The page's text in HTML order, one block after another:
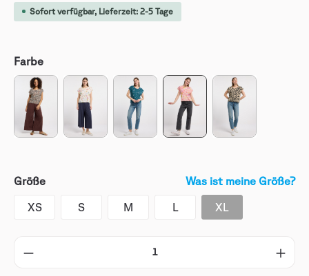
Sofort verfügbar, Lieferzeit: 2-5 Tage
Farbe
Größe Was ist meine Größe?
XS S M L XL